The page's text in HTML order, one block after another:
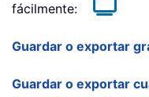
fácilmente:
Guardar o exportar
Guardar o exportar